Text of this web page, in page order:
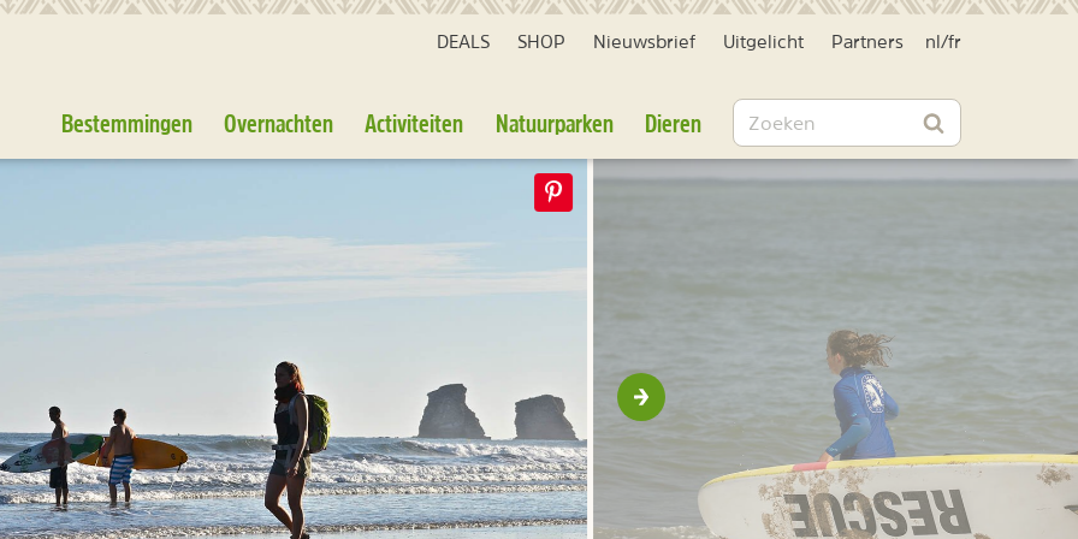
DEALS SHOP Nieuwsbrief Uitgelicht Partners nl /fr
Bestemmingen Overnachten Activiteiten Natuurparken Dieren Zoeken
Zoeken
Volgende